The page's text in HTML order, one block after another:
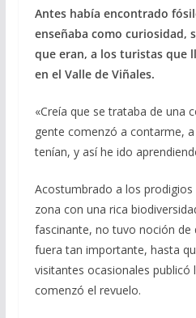
Antes había encontrado
enseñaba como curiosidad,
que eran, a los turistas que
en el Valle de Viñales.
«Creía que se trataba de una
gente comenzó a contarme,
tenían, y así he ido
Acostumbrado a los
zona con una rica
fascinante, no tuvo noción de
fuera tan importante, hasta
visitantes ocasionales
comenzó el revuelo.